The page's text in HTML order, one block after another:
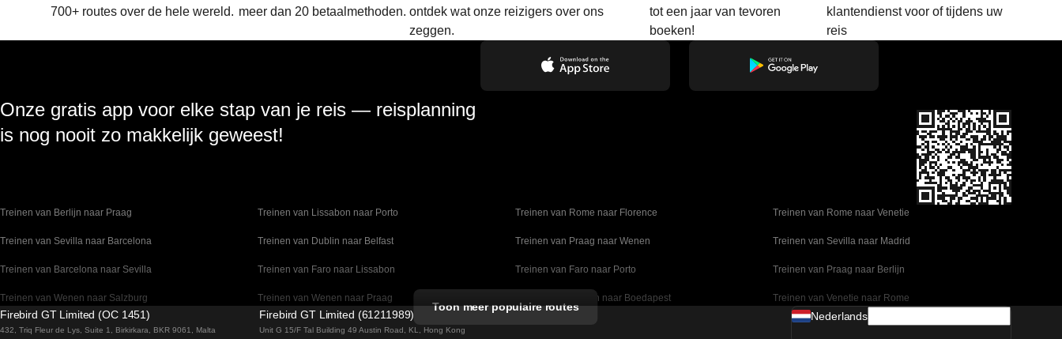
700+ routes over de hele wereld. meer dan 20 betaalmethoden. ontdek wat onze reizigers over ons
zeggen.
tot een jaar van tevoren
boeken!
klantendienst voor of tijdens uw
reis
Onze gratis app voor elke stap van je reis — reisplanning
is nog nooit zo makkelijk geweest!
Treinen van Berlijn naar Praag Treinen van Lissabon naar Porto Treinen van Rome naar Florence Treinen van Rome naar Venetie
Treinen van Sevilla naar Barcelona Treinen van Dublin naar Belfast Treinen van Praag naar Wenen Treinen van Sevilla naar Madrid
Treinen van Barcelona naar Sevilla Treinen van Faro naar Lissabon Treinen van Faro naar Porto Treinen van Praag naar Berlijn
Treinen van Wenen naar Salzburg Treinen van Wenen naar Praag Treinen van Wenen naar Boedapest Treinen van Venetie naar Rome
Treinen van Venetie naar Florence Treinen van Valencia naar Madrid Treinen van Ulsan naar Seoel
Toon meer populaire routes
Firebird GT Limited (OC 1451)
432, Triq Fleur de Lys, Suite 1, Birkirkara, BKR 9061, Malta
Firebird GT Limited (61211989)
Unit G 15/F Tal Building 49 Austin Road, KL, Hong Kong
Nederlands